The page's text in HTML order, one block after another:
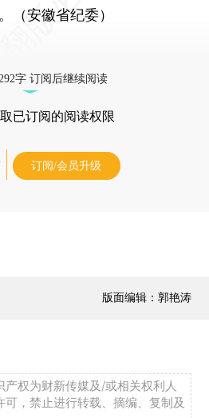
（安徽省纪委）
字 订阅后继续阅读
已订阅的阅读权限
订阅/会员升级
版面编辑：郭艳涛
权为财新传媒及/或相关权利人
，禁止进行转载、摘编、复制及